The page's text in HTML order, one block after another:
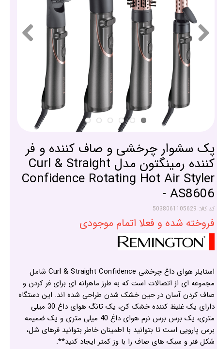
پک سشوار چرخشی و صاف کننده و فر
کننده رمینگتون مدل Curl & Straight
Confidence Rotating Hot Air Styler
- AS8606
کد کالا: 5038061105629
فروخته شده و فعلا اتمام موجودی
استایلر هوای داغ چرخشی Curl & Straight Confidence شامل
مجموعه ای از اتصالات است که به طرز ماهرانه ای برای فر کردن و
صاف کردن آسان در حین خشک شدن طراحی شده اند. این دستگاه
دارای یک غلیظ کننده خشک کن، یک تانگ هوای داغ 30 میلی
متری، یک برس برس نرم هوای داغ 40 میلی متری و یک ضمیمه
برس پارویی است تا بتوانید با اطمینان خاطر بتوانید فرهای شل،
شکل فنر و سبک های صاف را با وز کمتر ایجاد کنید**.